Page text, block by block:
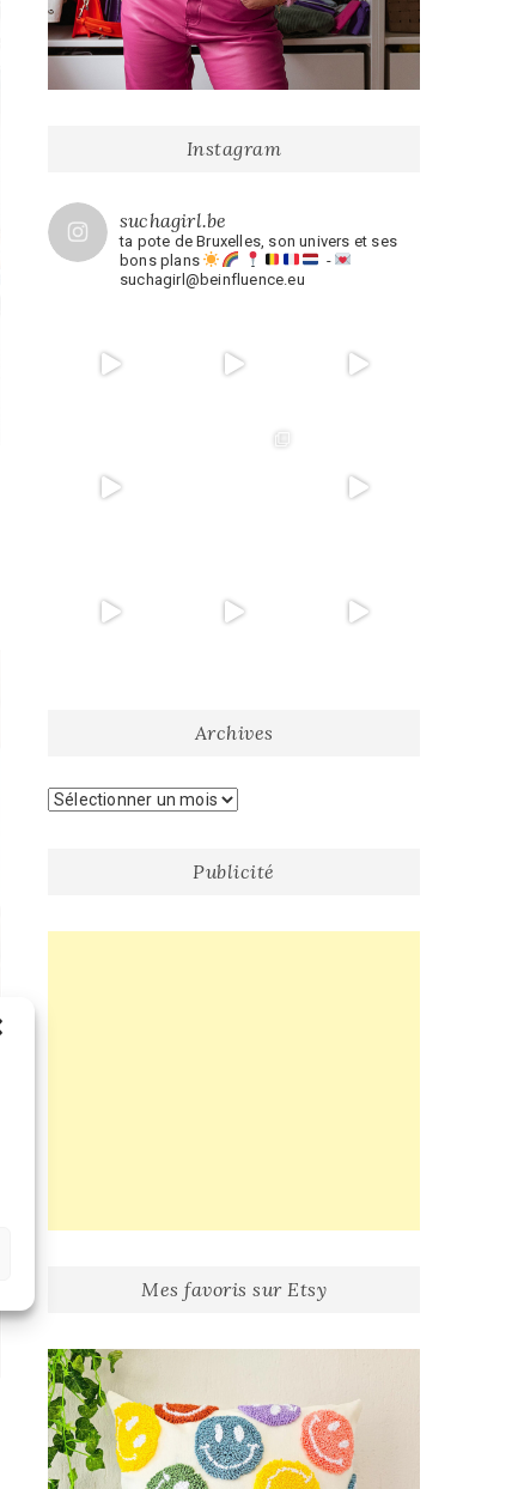
Instagram
suchagirl.be
ta pote de Bruxelles, son univers et ses
bons plans
-
suchagirl@beinfluence.eu
Archives
Archives
Publicité
Mes favoris sur Etsy